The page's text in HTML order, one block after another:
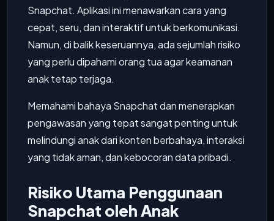
Snapchat. Aplikasi ini menawarkan cara yang
cepat, seru, dan interaktif untuk berkomunikasi.
Namun, di balik keseruannya, ada sejumlah risiko
yang perlu dipahami orang tua agar keamanan
anak tetap terjaga.
Memahami bahaya Snapchat dan menerapkan
pengawasan yang tepat sangat penting untuk
melindungi anak dari konten berbahaya, interaksi
yang tidak aman, dan kebocoran data pribadi.
Risiko Utama Penggunaan
Snapchat oleh Anak